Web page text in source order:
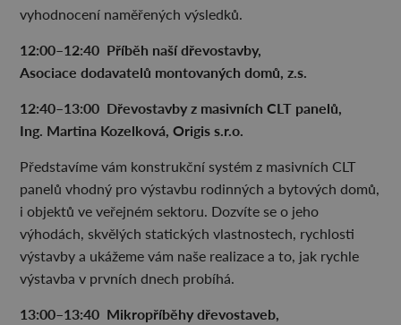
vyhodnocení naměřených výsledků.
12:00–12:40 Příběh naší dřevostavby,
Asociace dodavatelů montovaných domů, z.s.
12:40–13:00 Dřevostavby z masivních CLT panelů,
Ing. Martina Kozelková, Origis s.r.o.
Představíme vám konstrukční systém z masivních CLT
panelů vhodný pro výstavbu rodinných a bytových domů,
i objektů ve veřejném sektoru. Dozvíte se o jeho
výhodách, skvělých statických vlastnostech, rychlosti
výstavby a ukážeme vám naše realizace a to, jak rychle
výstavba v prvních dnech probíhá.
13:00–13:40 Mikropříběhy dřevostaveb,